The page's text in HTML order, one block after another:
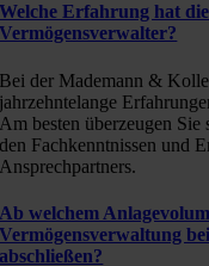
Welche Erfahrung hat
Vermögensverwalter?
Bei der Mademann &
jahrzehntelange
Am besten überzeugen
den Fachkenntnissen und
Ansprechpartners.
Ab welchem
Vermögensverwaltung
abschließen?